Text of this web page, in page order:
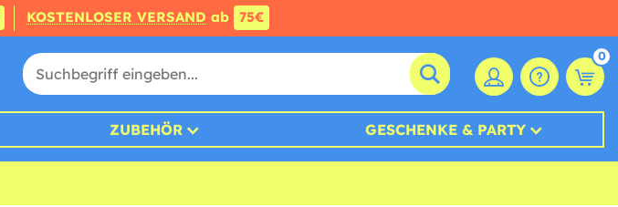
KOSTENLOSER VERSAND ab 75€
0
ZUBEHÖR GESCHENKE & PARTY